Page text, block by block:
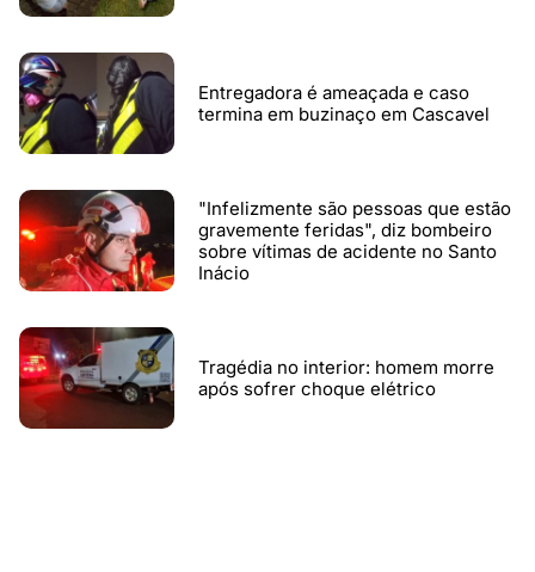
Entregadora é ameaçada e caso
termina em buzinaço em Cascavel
"Infelizmente são pessoas que estão
gravemente feridas", diz bombeiro
sobre vítimas de acidente no Santo
Inácio
Tragédia no interior: homem morre
após sofrer choque elétrico